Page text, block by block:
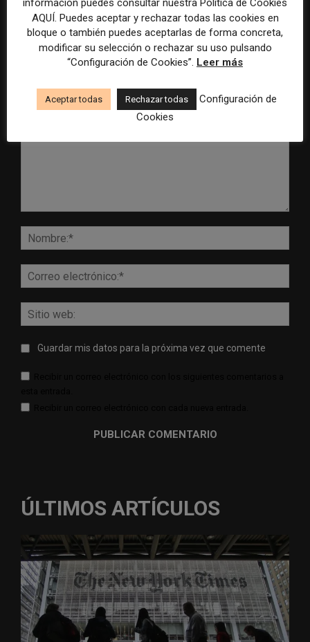
web:
Guardar mis datos para la próxima vez que comente
ÚLTIMOS ARTÍCULOS
información puedes consultar nuestra Política de Cookies
AQUÍ. Puedes aceptar y rechazar todas las cookies en
bloque o también puedes aceptarlas de forma concreta,
modificar su selección o rechazar su uso pulsando
“Configuración de Cookies”. Leer más
Aceptar todas Rechazar todas
Configuración de
Cookies